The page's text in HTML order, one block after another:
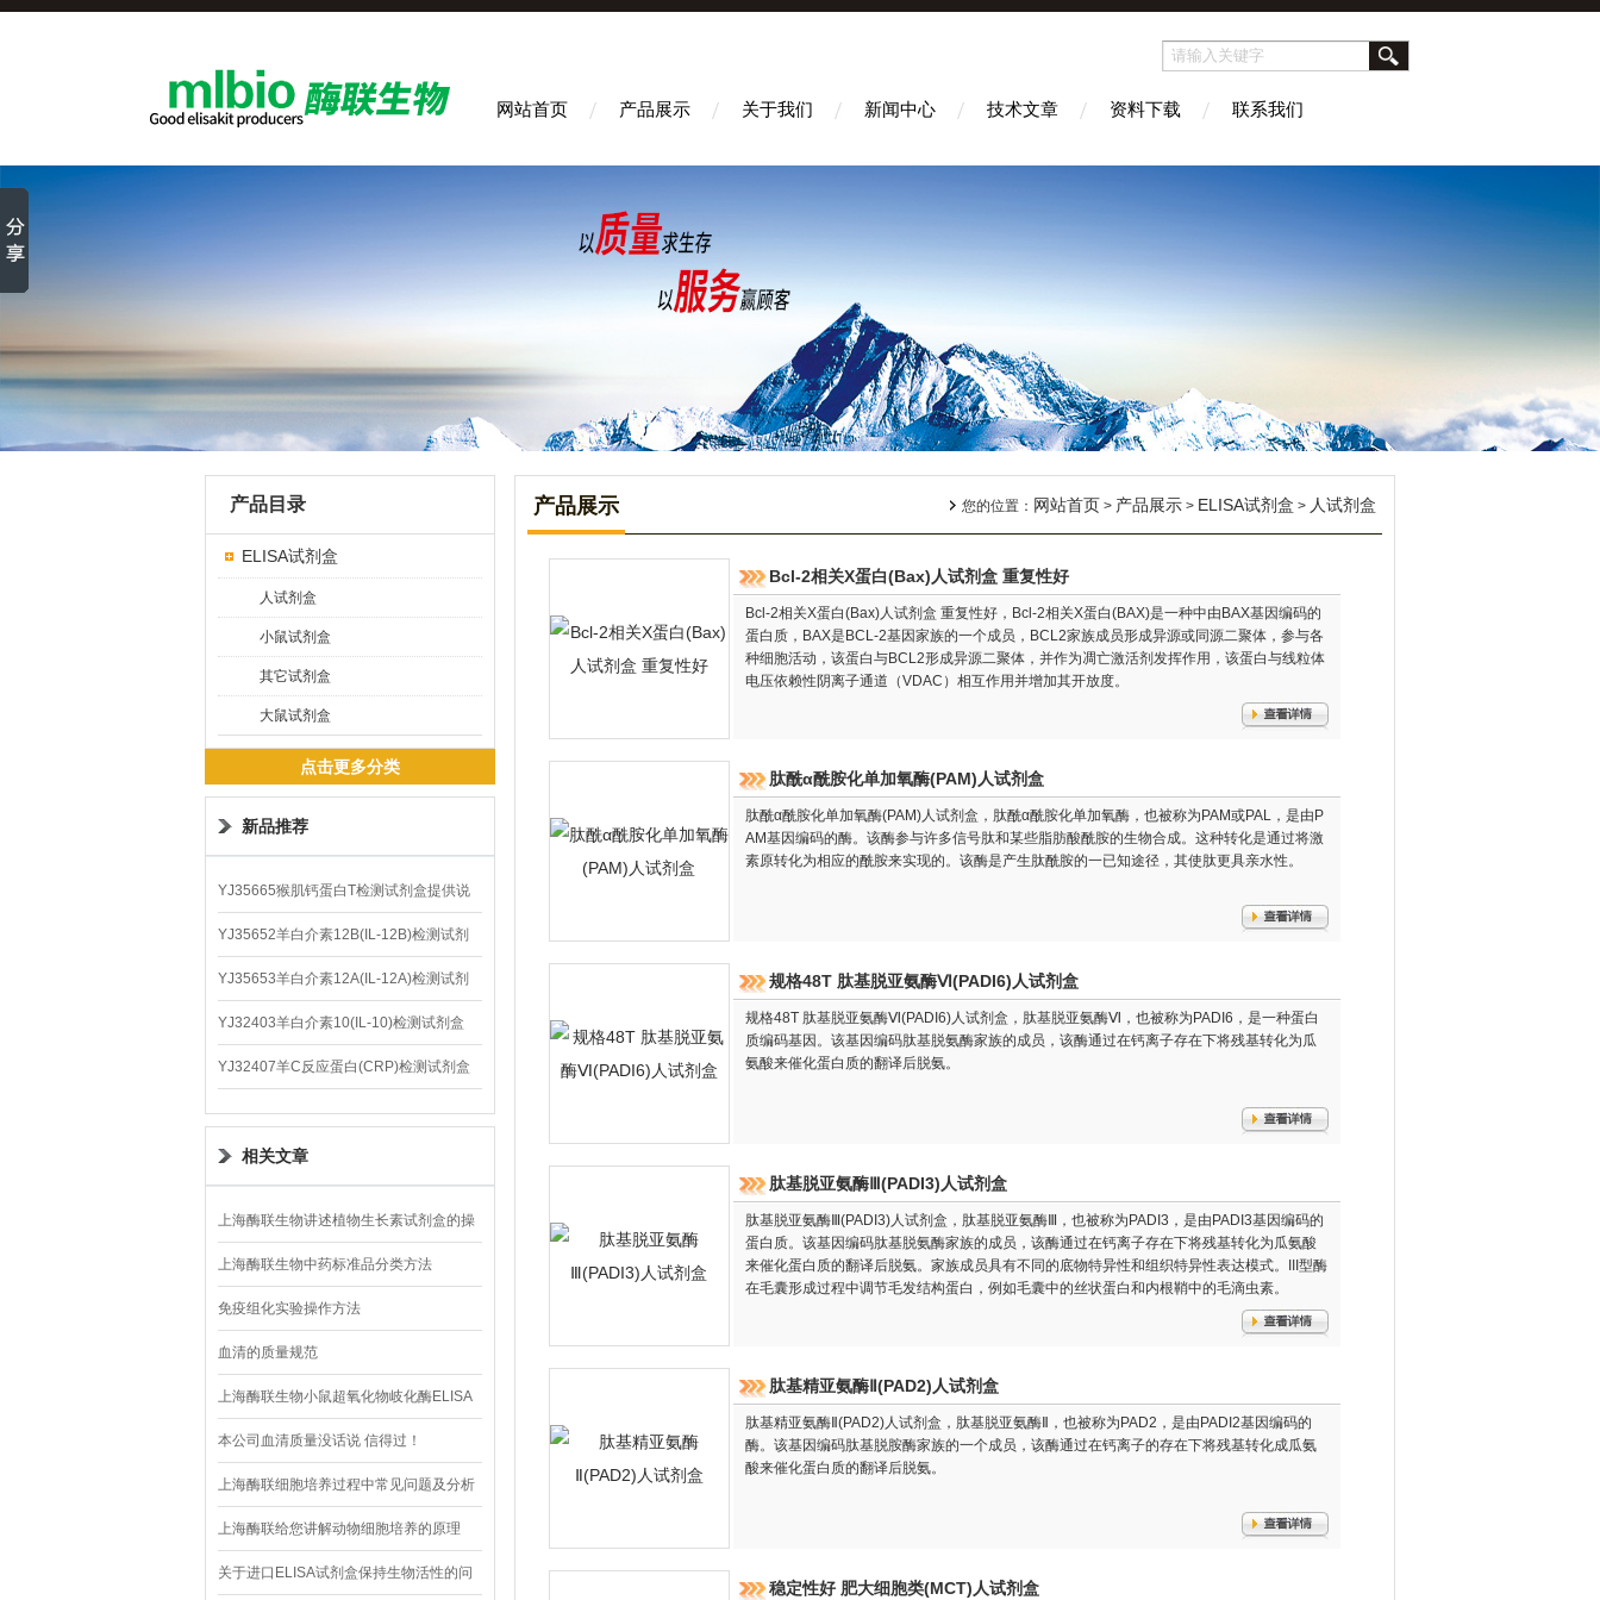
网站首页 产品展示 关于我们 新闻中心 技术文章 资料下载 联系我们
产品目录
ELISA试剂盒
人试剂盒
小鼠试剂盒
其它试剂盒
大鼠试剂盒
点击更多分类
新品推荐
YJ35665猴肌钙蛋白T检测试剂盒提供说
明书
YJ35652羊白介素12B(IL-12B)检测试剂
盒
YJ35653羊白介素12A(IL-12A)检测试剂
盒
YJ32403羊白介素10(IL-10)检测试剂盒
YJ32407羊C反应蛋白(CRP)检测试剂盒
相关文章
上海酶联生物讲述植物生长素试剂盒的操
作步骤
上海酶联生物中药标准品分类方法
免疫组化实验操作方法
血清的质量规范
上海酶联生物小鼠超氧化物岐化酶ELISA
试剂盒操作注意事项
本公司血清质量没话说 信得过！
上海酶联细胞培养过程中常见问题及分析
上海酶联给您讲解动物细胞培养的原理
关于进口ELISA试剂盒保持生物活性的问
产品展示 您的位置： 网站首页 > 产品展示 > ELISA试剂盒 > 人试剂盒
Bcl-2相关X蛋白(Bax)人试剂盒 重复性好
Bcl-2相关X蛋白(Bax)人试剂盒 重复性好，Bcl-2相关X蛋白(BAX)是一种中由BAX基因编码的
蛋白质，BAX是BCL-2基因家族的一个成员，BCL2家族成员形成异源或同源二聚体，参与各
种细胞活动，该蛋白与BCL2形成异源二聚体，并作为凋亡激活剂发挥作用，该蛋白与线粒体
电压依赖性阴离子通道（VDAC）相互作用并增加其开放度。
肽酰α酰胺化单加氧酶(PAM)人试剂盒
肽酰α酰胺化单加氧酶(PAM)人试剂盒，肽酰α酰胺化单加氧酶，也被称为PAM或PAL，是由P
AM基因编码的酶。该酶参与许多信号肽和某些脂肪酸酰胺的生物合成。这种转化是通过将激
素原转化为相应的酰胺来实现的。该酶是产生肽酰胺的一已知途径，其使肽更具亲水性。
规格48T 肽基脱亚氨酶Ⅵ(PADI6)人试剂盒
规格48T 肽基脱亚氨酶Ⅵ(PADI6)人试剂盒，肽基脱亚氨酶Ⅵ，也被称为PADI6，是一种蛋白
质编码基因。该基因编码肽基脱氨酶家族的成员，该酶通过在钙离子存在下将残基转化为瓜
氨酸来催化蛋白质的翻译后脱氨。
肽基脱亚氨酶Ⅲ(PADI3)人试剂盒
肽基脱亚氨酶Ⅲ(PADI3)人试剂盒，肽基脱亚氨酶Ⅲ，也被称为PADI3，是由PADI3基因编码的
蛋白质。该基因编码肽基脱氨酶家族的成员，该酶通过在钙离子存在下将残基转化为瓜氨酸
来催化蛋白质的翻译后脱氨。家族成员具有不同的底物特异性和组织特异性表达模式。III型酶
在毛囊形成过程中调节毛发结构蛋白，例如毛囊中的丝状蛋白和内根鞘中的毛滴虫素。
肽基精亚氨酶Ⅱ(PAD2)人试剂盒
肽基精亚氨酶Ⅱ(PAD2)人试剂盒，肽基脱亚氨酶Ⅱ，也被称为PAD2，是由PADI2基因编码的
酶。该基因编码肽基脱胺酶家族的一个成员，该酶通过在钙离子的存在下将残基转化成瓜氨
酸来催化蛋白质的翻译后脱氨。
稳定性好 肥大细胞类(MCT)人试剂盒